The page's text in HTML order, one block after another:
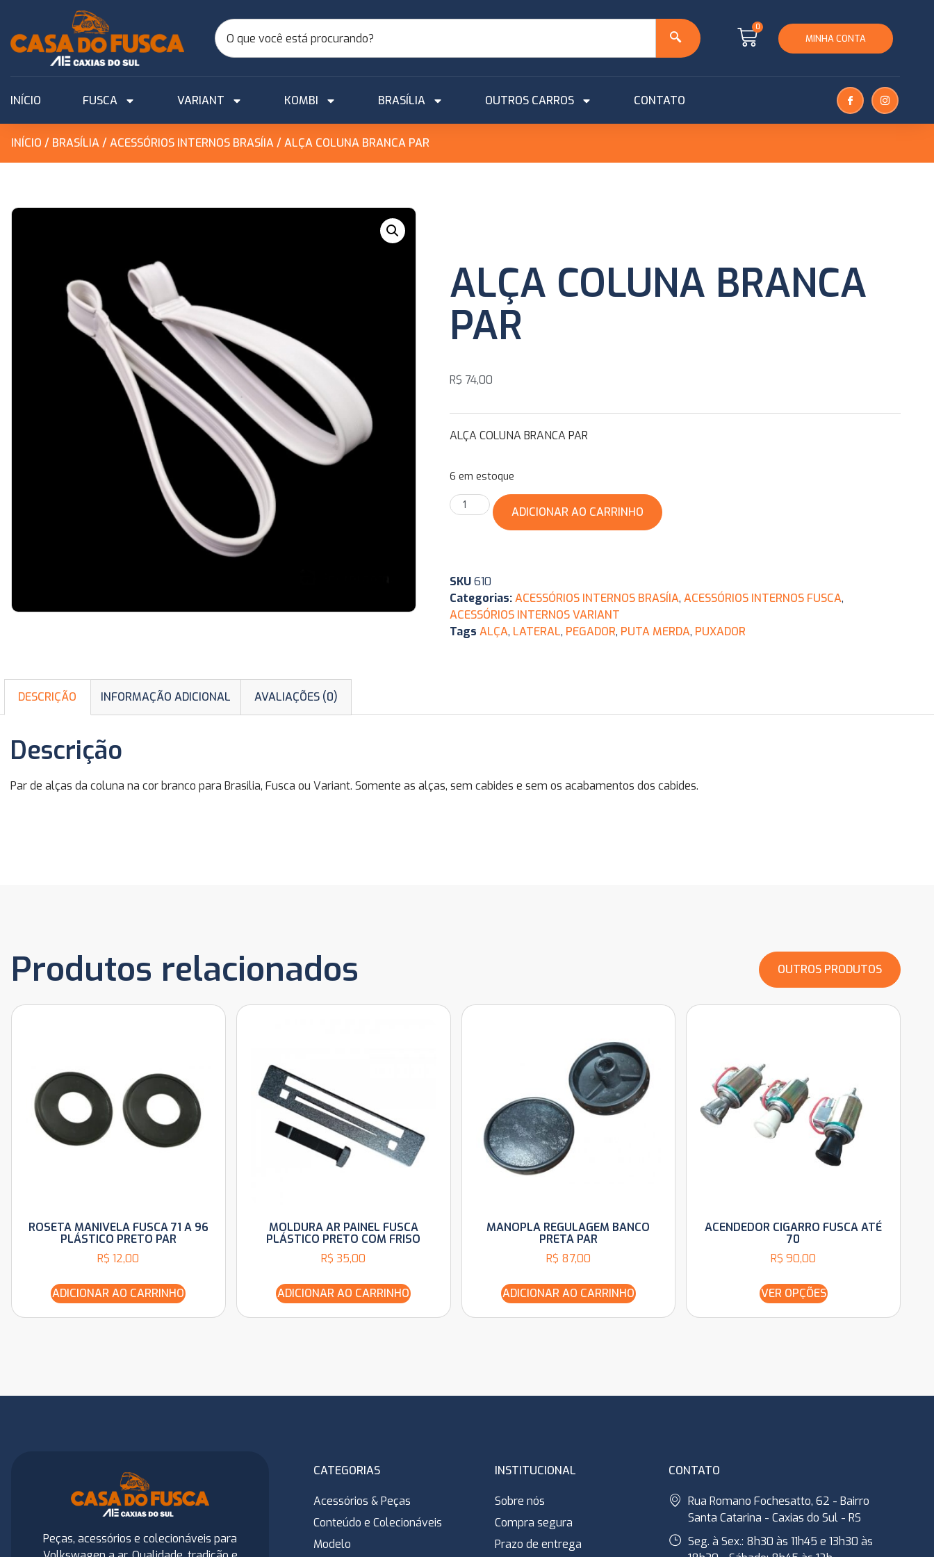
0
MINHA CONTA
INÍCIO FUSCA VARIANT KOMBI BRASÍLIA OUTROS CARROS CONTATO
INÍCIO / BRASÍLIA/ACESSÓRIOS INTERNOS BRASÍIA/ ALÇA COLUNA BRANCA PAR
ALÇA COLUNA BRANCA
PAR
R$ 74,00
ALÇA COLUNA BRANCA PAR
6 em estoque
ADICIONAR AO CARRINHO
SKU610
Categorias:ACESSÓRIOS INTERNOS BRASÍIA, ACESSÓRIOS INTERNOS FUSCA,
ACESSÓRIOS INTERNOS VARIANT
Tags ALÇA, LATERAL, PEGADOR, PUTA MERDA, PUXADOR
DESCRIÇÃO INFORMAÇÃO ADICIONAL AVALIAÇÕES (0)
Descrição
Par de alças da coluna na cor branco para Brasilia, Fusca ou Variant. Somente as alças, sem cabides e sem os acabamentos dos cabides.
Produtos relacionados OUTROS PRODUTOS
ROSETA MANIVELA FUSCA 71 A 96
PLÁSTICO PRETO PAR
R$ 12,00
ADICIONAR AO CARRINHO
MOLDURA AR PAINEL FUSCA
PLÁSTICO PRETO COM FRISO
R$ 35,00
ADICIONAR AO CARRINHO
MANOPLA REGULAGEM BANCO
PRETA PAR
R$ 87,00
ADICIONAR AO CARRINHO
ACENDEDOR CIGARRO FUSCA ATÉ
70
R$ 90,00
VER OPÇÕES
Peças, acessórios e colecionáveis para
CATEGORIAS
Acessórios & Peças
Conteúdo e Colecionáveis
Modelo
INSTITUCIONAL
Sobre nós
Compra segura
Prazo de entrega
CONTATO
Rua Romano Fochesatto, 62 - Bairro
Santa Catarina - Caxias do Sul - RS
Seg. à Sex.: 8h30 às 11h45 e 13h30 às